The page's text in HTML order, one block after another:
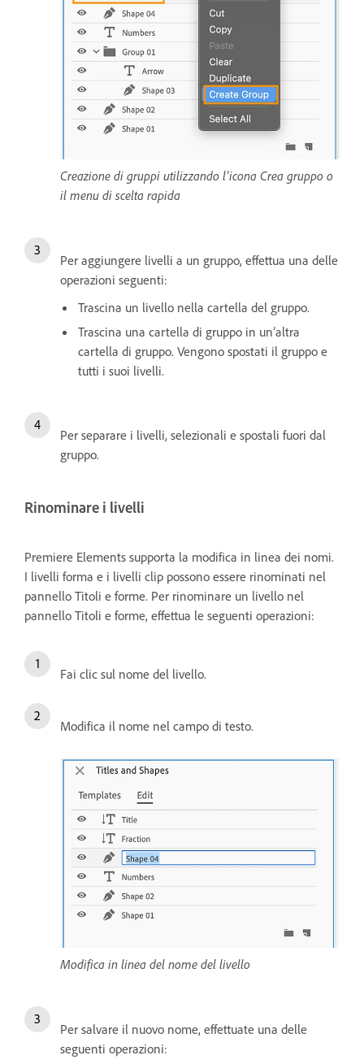
Creazione di gruppi utilizzando l’icona Crea gruppo o
il menu di scelta rapida
Per aggiungere livelli a un gruppo, effettua una delle
operazioni seguenti:
Trascina un livello nella cartella del gruppo.
Trascina una cartella di gruppo in un’altra
cartella di gruppo. Vengono spostati il gruppo e
tutti i suoi livelli.
Per separare i livelli, selezionali e spostali fuori dal
gruppo.
Rinominare i livelli
Premiere Elements supporta la modifica in linea dei nomi.
I livelli forma e i livelli clip possono essere rinominati nel
pannello Titoli e forme. Per rinominare un livello nel
pannello Titoli e forme, effettua le seguenti operazioni:
Fai clic sul nome del livello.
Modifica il nome nel campo di testo.
Modifica in linea del nome del livello
Per salvare il nuovo nome, effettuate una delle
seguenti operazioni: